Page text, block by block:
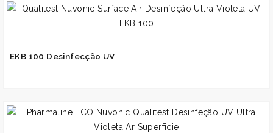
EKB 100 Desinfecção UV